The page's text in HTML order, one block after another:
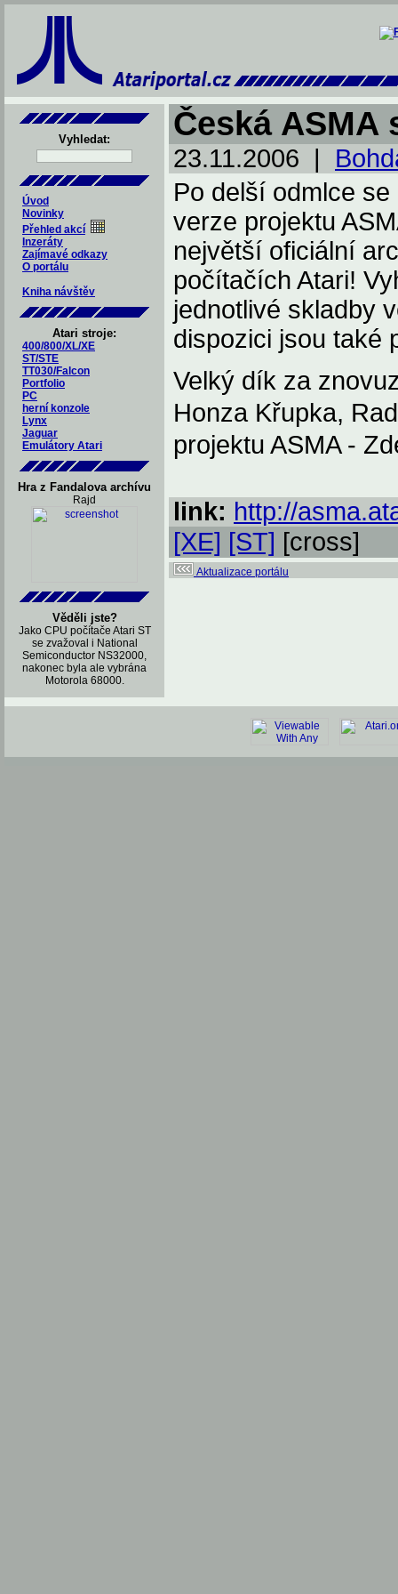
Vyhledat:
Úvod
Novinky
Přehled akcí
Inzeráty
Zajímavé odkazy
O portálu
Kniha návštěv
Atari stroje:
400/800/XL/XE
ST/STE
TT030/Falcon
Portfolio
PC
herní konzole
Lynx
Jaguar
Emulátory Atari
Hra z Fandalova archívu
Rajd
Věděli jste?
Jako CPU počítače Atari ST
se zvažoval i National
Semiconductor NS32000,
nakonec byla ale vybrána
Motorola 68000.
Česká ASMA
23.11.2006 |
Po delší odmlce
verze projektu
největší oficiální
počítačích Atari!
jednotlivé skladby
dispozici jsou také
Velký dík za
Honza Křupka,
projektu ASMA -
link: http://
[XE] [ST] [cross]
Aktualizace portálu